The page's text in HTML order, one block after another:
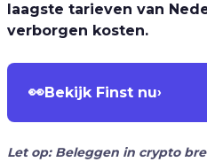
laagste tarieven van
verborgen kosten.
👀Bekijk Finst nu›
Let op: Beleggen in crypto